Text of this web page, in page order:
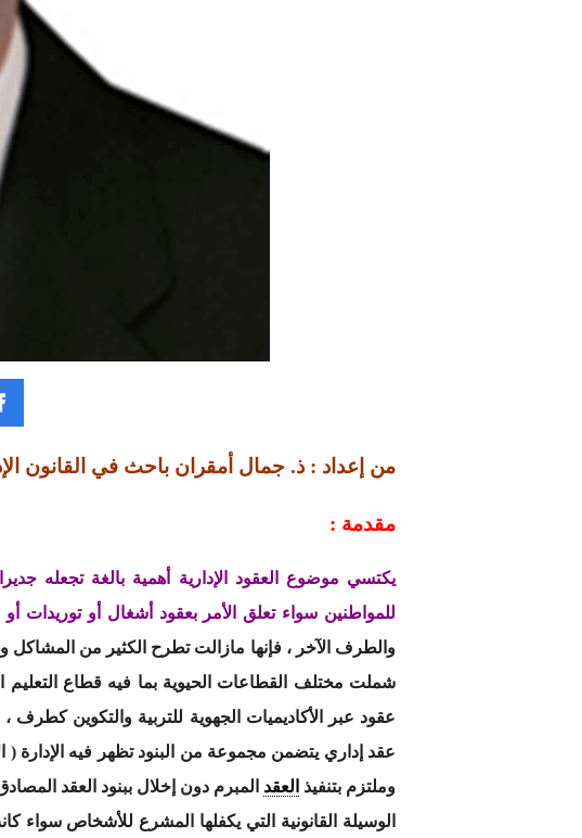
من إعداد : ذ. جمال أمقران باحث في القانون
مقدمة :
يكتسي موضوع العقود الإدارية أهمية بالغة تجعله
للمواطنين سواء تعلق الأمر بعقود أشغال أو توريدات
والطرف الآخر ، فإنها مازالت تطرح الكثير من المشاكل
شملت مختلف القطاعات الحيوية بما فيه قطاع التعليم
عقود عبر الأكاديميات الجهوية للتربية والتكوين
عقد إداري يتضمن مجموعة من البنود تظهر فيه الإدارة (
وملتزم بتنفيذ العقد المبرم دون إخلال ببنود العقد
الوسيلة القانونية التي يكفلها المشرع للأشخاص